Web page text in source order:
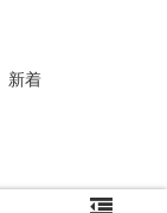
新着